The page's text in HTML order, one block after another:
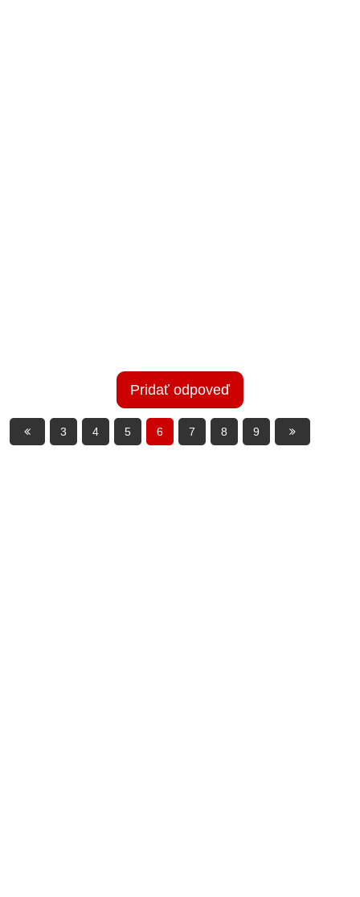
Pridať odpoveď
3 4 5 6 7 8 9